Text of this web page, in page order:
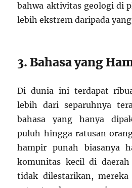
bahwa aktivitas geologi di
lebih ekstrem daripada
3. Bahasa yang
Di dunia ini terdapat
lebih dari separuhnya
bahasa yang hanya
puluh hingga ratusan
hampir punah biasanya
komunitas kecil di
tidak dilestarikan,